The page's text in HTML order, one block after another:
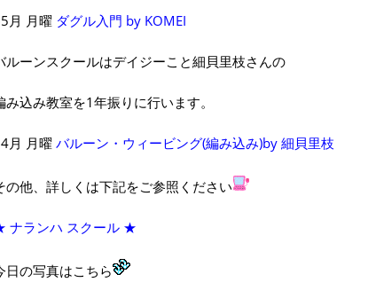
月 月曜 ダグル入門 by KOMEI
ルーンスクールはデイジーこと細貝里枝さんの
み込み教室を1年振りに行います。
月 月曜 バルーン・ウィービング(編み込み)by 細貝里枝
の他、詳しくは下記をご参照ください
ナランハ スクール ★
日の写真はこちら